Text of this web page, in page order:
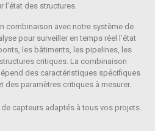
l’état des structures.
combinaison avec notre système de
pour surveiller en temps réel l’état
les bâtiments, les pipelines, les
critiques. La combinaison
des caractéristiques spécifiques
des paramètres critiques à mesurer.
capteurs adaptés à tous vos projets.